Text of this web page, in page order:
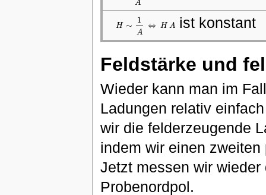
A
H ∼
1
A
⇔ H A
H ∼1A ⇔ H A ist konstant
Feldstärke und
Wieder kann man im
Ladungen relativ
wir die felderzeugende
indem wir einen
Jetzt messen wir
Probenordpol.